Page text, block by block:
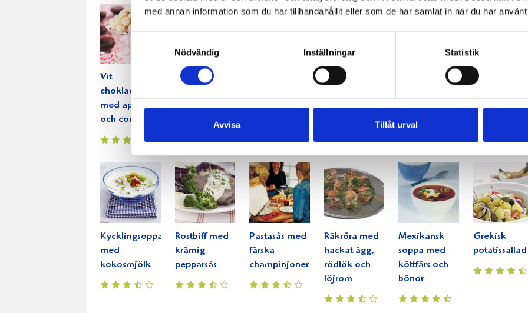
med annan information som du har tillhandahållit eller som de har samlat in när du har
Samtyckesval
Nödvändig
Inställningar Statistik
Avvisa Tillåt urval
Vit
chokladtryffel
med apelsin
och cointreau
Skaldjurspaj
madeirasås
Svampsoppa
bacontopp
Potatisbullar
knaperstekt
bacon
Maräng- och
med
Kycklingsoppa
med
kokosmjölk
Rostbiff med
krämig
pepparsås
Pastasås med
färska
champinjoner
Räkröra med
hackat ägg,
rödlök och
löjrom
Mexikansk
soppa med
köttfärs och
bönor
Grekisk
potatissallad